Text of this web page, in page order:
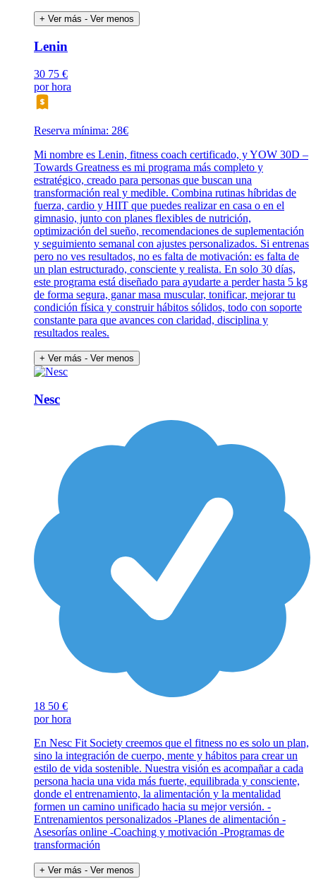
+ Ver más - Ver menos
Lenin
30 75 €
por hora
Reserva mínima: 28€
Mi nombre es Lenin, fitness coach certificado, y YOW 30D –
Towards Greatness es mi programa más completo y
estratégico, creado para personas que buscan una
transformación real y medible. Combina rutinas híbridas de
fuerza, cardio y HIIT que puedes realizar en casa o en el
gimnasio, junto con planes flexibles de nutrición,
optimización del sueño, recomendaciones de suplementación
y seguimiento semanal con ajustes personalizados. Si entrenas
pero no ves resultados, no es falta de motivación: es falta de
un plan estructurado, consciente y realista. En solo 30 días,
este programa está diseñado para ayudarte a perder hasta 5 kg
de forma segura, ganar masa muscular, tonificar, mejorar tu
condición física y construir hábitos sólidos, todo con soporte
constante para que avances con claridad, disciplina y
resultados reales.
+ Ver más - Ver menos
Nesc
18 50 €
por hora
En Nesc Fit Society creemos que el fitness no es solo un plan,
sino la integración de cuerpo, mente y hábitos para crear un
estilo de vida sostenible. Nuestra visión es acompañar a cada
persona hacia una vida más fuerte, equilibrada y consciente,
donde el entrenamiento, la alimentación y la mentalidad
formen un camino unificado hacia su mejor versión. -
Entrenamientos personalizados -Planes de alimentación -
Asesorías online -Coaching y motivación -Programas de
transformación
+ Ver más - Ver menos